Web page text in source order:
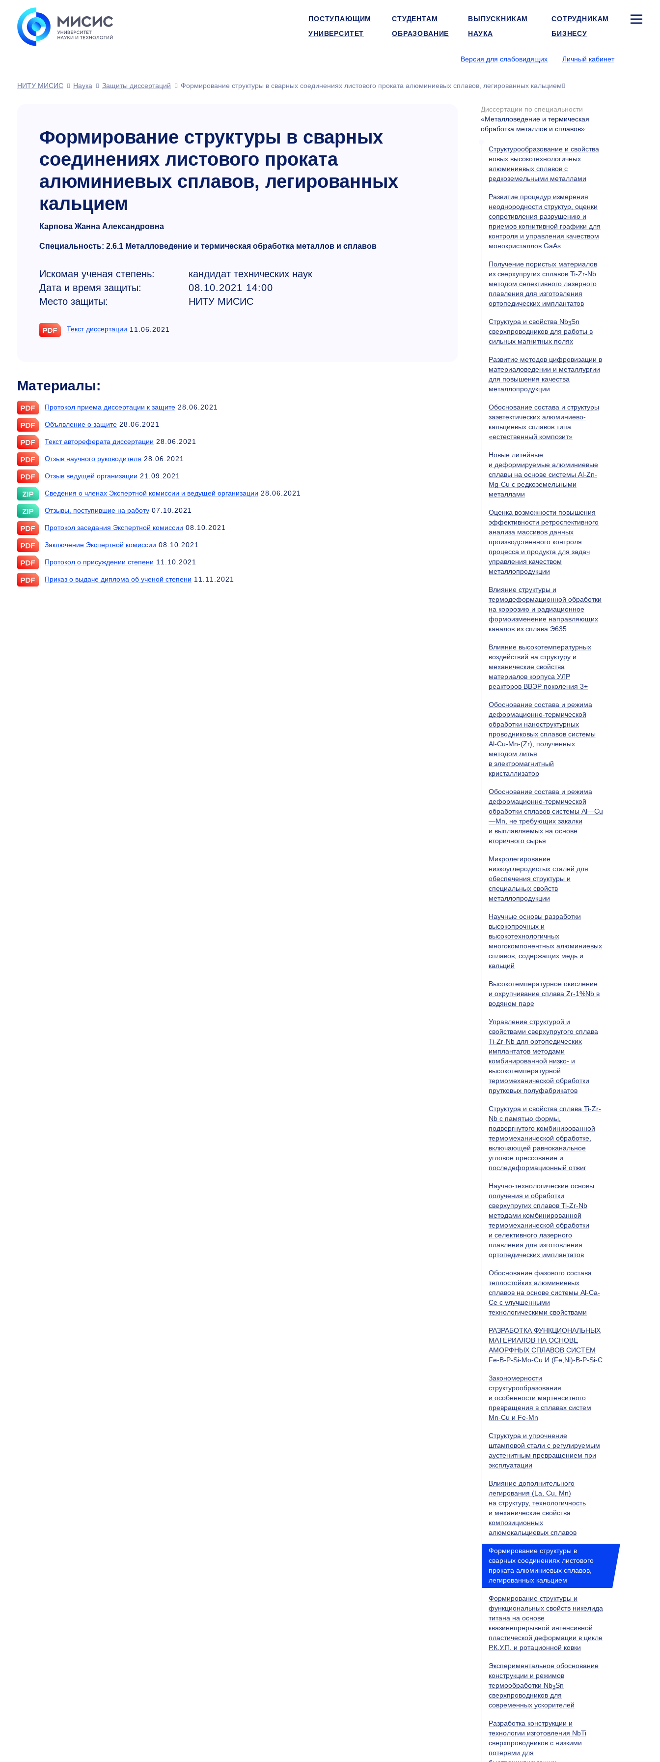
ПОСТУПАЮЩИМ СТУДЕНТАМ ВЫПУСКНИКАМ
СОТРУДНИКАМ
УНИВЕРСИТЕТ
ОБРАЗОВАНИЕ НАУКА БИЗНЕСУ
Версия для слабовидящих Личный кабинет
НИТУ МИСИС Наука Защиты диссертаций Формирование структуры в сварных соединениях листового проката алюминиевых сплавов, легированных кальцием
Формирование структуры в сварных
соединениях листового проката
алюминиевых сплавов, легированных
кальцием
Карпова Жанна Александровна
Специальность: 2.6.1 Металловедение и термическая обработка металлов и сплавов
Искомая ученая степень:
кандидат технических наук
Дата и время защиты:
08.10.2021 14:00
Место защиты:
НИТУ МИСИС
Текст диссертации 11.06.2021
Материалы:
Протокол приема диссертации к защите 28.06.2021
Объявление о защите 28.06.2021
Текст автореферата диссертации 28.06.2021
Отзыв научного руководителя 28.06.2021
Отзыв ведущей организации 21.09.2021
Сведения о членах Экспертной комиссии и ведущей организации 28.06.2021
Отзывы, поступившие на работу 07.10.2021
Протокол заседания Экспертной комиссии 08.10.2021
Заключение Экспертной комиссии 08.10.2021
Протокол о присуждении степени 11.10.2021
Приказ о выдаче диплома об ученой степени 11.11.2021
Диссертации по специальности
«Металловедение и термическая
обработка металлов и сплавов»:
Структурообразование и свойства
новых высокотехнологичных
алюминиевых сплавов с
редкоземельными металлами
Развитие процедур измерения
неоднородности структур, оценки
сопротивления разрушению и
приемов когнитивной графики для
контроля и управления качеством
монокристаллов GaAs
Получение пористых материалов
из сверхупругих сплавов Ti-Zr-Nb
методом селективного лазерного
плавления для изготовления
ортопедических имплантатов
Структура и свойства Nb3Sn
сверхпроводников для работы в
сильных магнитных полях
Развитие методов цифровизации в
материаловедении и металлургии
для повышения качества
металлопродукции
Обоснование состава и структуры
заэвтектических алюминиево-
кальциевых сплавов типа
«естественный композит»
Новые литейные
и деформируемые алюминиевые
сплавы на основе системы Al-Zn-
Mg-Cu с редкоземельными
металлами
Оценка возможности повышения
эффективности ретроспективного
анализа массивов данных
производственного контроля
процесса и продукта для задач
управления качеством
металлопродукции
Влияние структуры и
термодеформационной обработки
на коррозию и радиационное
формоизменение направляющих
каналов из сплава Э635
Влияние высокотемпературных
воздействий на структуру и
механические свойства
материалов корпуса УЛР
реакторов ВВЭР поколения 3+
Обоснование состава и режима
деформационно-термической
обработки наноструктурных
проводниковых сплавов системы
Al-Cu-Mn-(Zr), полученных
методом литья
в электромагнитный
кристаллизатор
Обоснование состава и режима
деформационно-термической
обработки сплавов системы Al—Cu
—Mn, не требующих закалки
и выплавляемых на основе
вторичного сырья
Микролегирование
низкоуглеродистых сталей для
обеспечения структуры и
специальных свойств
металлопродукции
Научные основы разработки
высокопрочных и
высокотехнологичных
многокомпонентных алюминиевых
сплавов, содержащих медь и
кальций
Высокотемпературное окисление
и охрупчивание сплава Zr-1%Nb в
водяном паре
Управление структурой и
свойствами сверхупругого сплава
Ti-Zr-Nb для ортопедических
имплантатов методами
комбинированной низко- и
высокотемпературной
термомеханической обработки
прутковых полуфабрикатов
Структура и свойства сплава Ti-Zr-
Nb с памятью формы,
подвергнутого комбинированной
термомеханической обработке,
включающей равноканальное
угловое прессование и
последеформационный отжиг
Научно-технологические основы
получения и обработки
сверхупругих сплавов Ti-Zr-Nb
методами комбинированной
термомеханической обработки
и селективного лазерного
плавления для изготовления
ортопедических имплантатов
Обоснование фазового состава
теплостойких алюминиевых
сплавов на основе системы Al-Ca-
Ce с улучшенными
технологическими свойствами
РАЗРАБОТКА ФУНКЦИОНАЛЬНЫХ
МАТЕРИАЛОВ НА ОСНОВЕ
АМОРФНЫХ СПЛАВОВ СИСТЕМ
Fe-B-P-Si-Мo-Cu И (Fe,Ni)-B-P-Si-C
Закономерности
структурообразования
и особенности мартенситного
превращения в сплавах систем
Mn-Cu и Fe-Mn
Cтруктура и упрочнение
штамповой стали с регулируемым
аустенитным превращением при
эксплуатации
Влияние дополнительного
легирования (La, Cu, Mn)
на структуру, технологичность
и механические свойства
композиционных
алюмокальциевых сплавов
Формирование структуры в
сварных соединениях листового
проката алюминиевых сплавов,
легированных кальцием
Формирование структуры и
функциональных свойств никелида
титана на основе
квазинепрерывной интенсивной
пластической деформации в цикле
Р.К.У.П. и ротационной ковки
Экспериментальное обоснование
конструкции и режимов
термообработки Nb3Sn
сверхпроводников для
современных ускорителей
Разработка конструкции и
технологии изготовления NbTi
сверхпроводников с низкими
потерями для